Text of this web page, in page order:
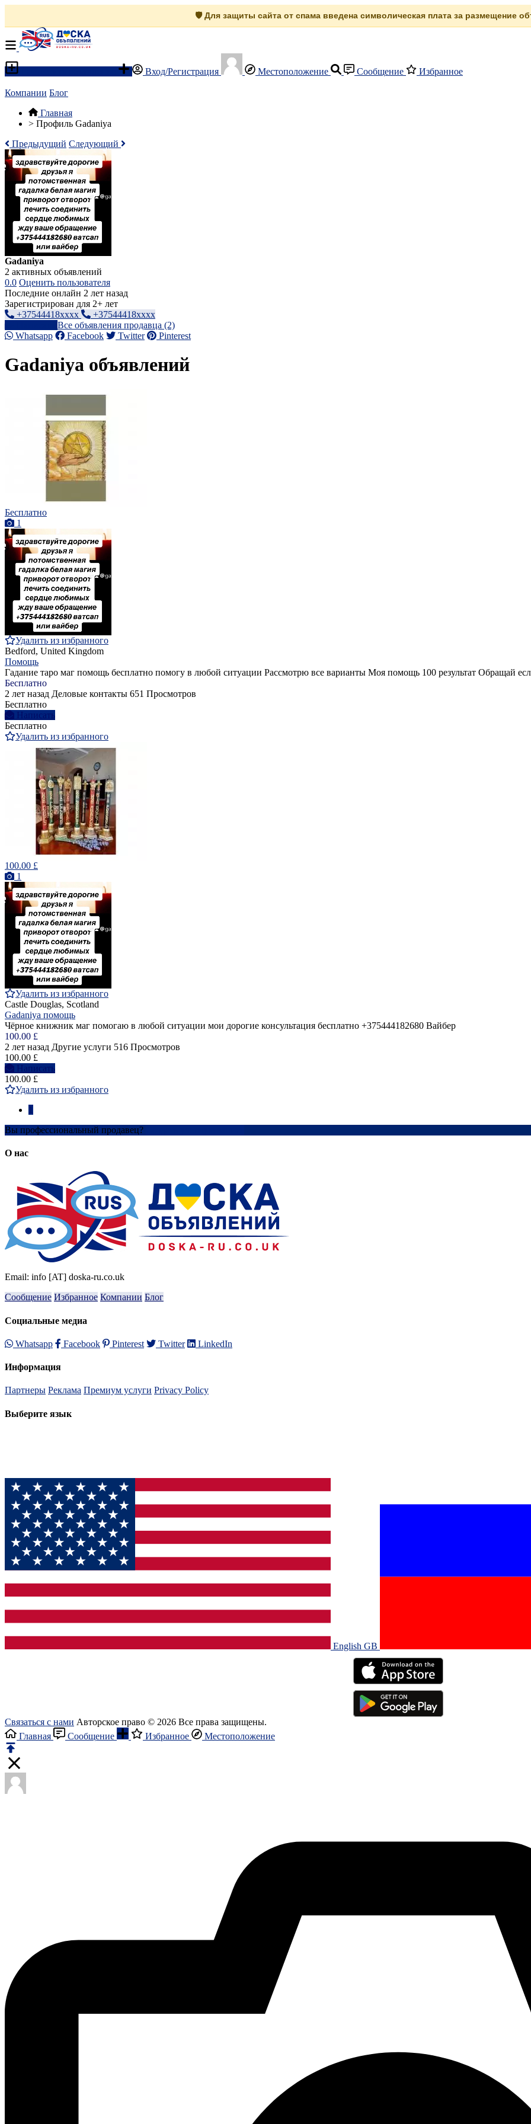
🛡️ Для защиты сайта от спама введена символическая плата за размещение
Вход/Регистрация Местоположение Сообщение Избранное
Компании Блог
Главная
> Профиль Gadaniya
Предыдущий Следующий
Gadaniya
2 активных объявлений
0.0 Оценить пользователя
Последние онлайн 2 лет назад
Зарегистрирован для 2+ лет
+37544418xxxx
+37544418xxxx
Все объявления продавца (2)
Whatsapp
Facebook Twitter Pinterest
Gadaniya объявлений
Бесплатно
1
Удалить из избранного
Bedford, United Kingdom
Помощь
Гадание таро маг помощь бесплатно помогу в любой ситуации Рассмотрю все варианты Моя помощь 100 результат Обращай
Бесплатно
2 лет назад Деловые контакты 651 Просмотров
Бесплатно
Написать
Бесплатно
Удалить из избранного
100.00 £
1
Удалить из избранного
Castle Douglas, Scotland
Gadaniya помощь
Чёрное книжник маг помогаю в любой ситуации мои дорогие консультация бесплатно +375444182680 Вайбер
100.00 £
2 лет назад Другие услуги 516 Просмотров
100.00 £
Написать
100.00 £
Удалить из избранного
Вы профессиональный продавец?
О нас
Email: info [AT] doska-ru.co.uk
Сообщение Избранное Компании Блог
Социальные медиа
Whatsapp Facebook Pinterest Twitter LinkedIn
Информация
Партнеры Реклама Премиум услуги Privacy Policy
Выберите язык
English GB‎
Связаться с нами Авторское право © 2026 Все права защищены.
Главная
Сообщение Избранное Местоположение